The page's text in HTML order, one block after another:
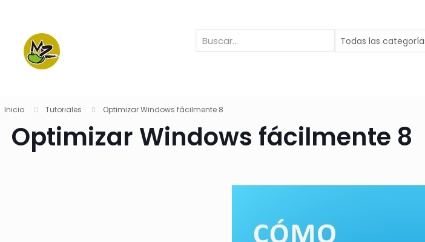
Inicio Tutoriales Optimizar Windows fácilmente 8
Optimizar Windows fácilmente 8